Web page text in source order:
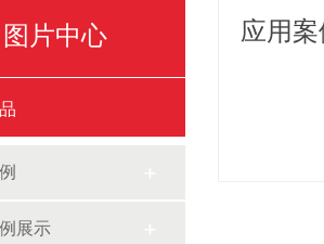
图片中心
展示
应用